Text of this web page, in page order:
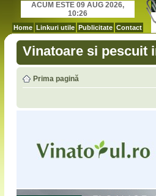
ACUM ESTE 09 AUG 2026,
10:26
Home Linkuri utile Publicitate Contact
Vinatoare si pescuit
Prima pagină